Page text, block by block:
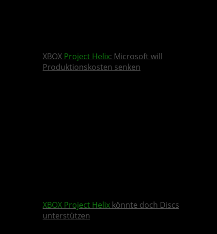
XBOX Project Helix: Microsoft will
Produktionskosten senken
XBOX Project Helix könnte doch Discs
unterstützen